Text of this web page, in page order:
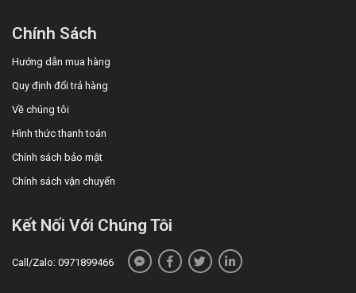
Chính Sách
Hướng dẫn mua hàng
Quy định đổi trả hàng
Về chúng tôi
Hình thức thanh toán
Chính sách bảo mật
Chính sách vận chuyển
Kết Nối Với Chúng Tôi
Call/Zalo: 0971899466